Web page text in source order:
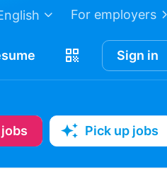
For employers
Sign in
Pick up jobs